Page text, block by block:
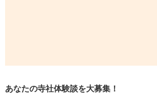
あなたの寺社体験談を大募集！